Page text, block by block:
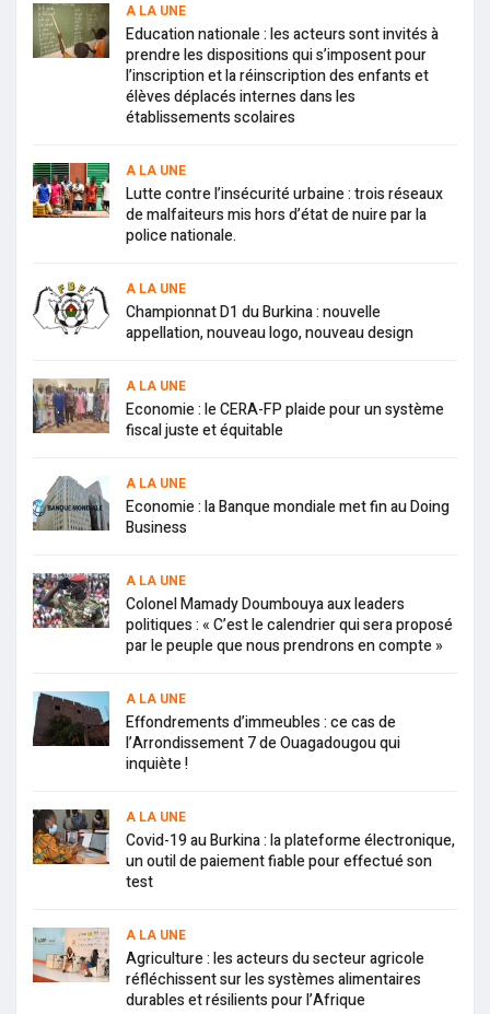
A LA UNE
Education nationale : les acteurs sont invités à
prendre les dispositions qui s’imposent pour
l’inscription et la réinscription des enfants et
élèves déplacés internes dans les
établissements scolaires
A LA UNE
Lutte contre l’insécurité urbaine : trois réseaux
de malfaiteurs mis hors d’état de nuire par la
police nationale.
A LA UNE
Championnat D1 du Burkina : nouvelle
appellation, nouveau logo, nouveau design
A LA UNE
Economie : le CERA-FP plaide pour un système
fiscal juste et équitable
A LA UNE
Economie : la Banque mondiale met fin au Doing
Business
A LA UNE
Colonel Mamady Doumbouya aux leaders
politiques : « C’est le calendrier qui sera proposé
par le peuple que nous prendrons en compte »
A LA UNE
Effondrements d’immeubles : ce cas de
l’Arrondissement 7 de Ouagadougou qui
inquiète !
A LA UNE
Covid-19 au Burkina : la plateforme électronique,
un outil de paiement fiable pour effectué son
test
A LA UNE
Agriculture : les acteurs du secteur agricole
réfléchissent sur les systèmes alimentaires
durables et résilients pour l’Afrique